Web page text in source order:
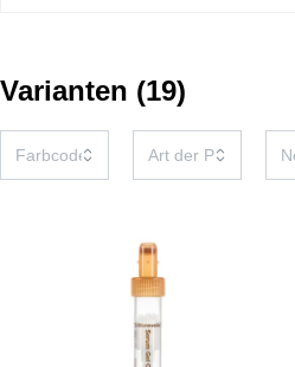
Varianten (19)